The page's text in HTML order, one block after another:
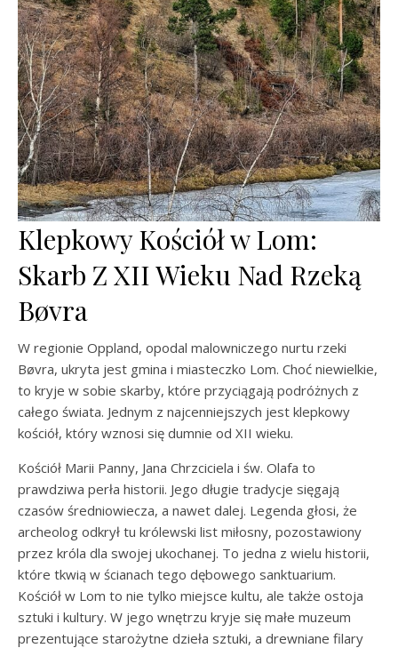
Klepkowy Kościół w Lom:
Skarb Z XII Wieku Nad Rzeką
Bøvra
W regionie Oppland, opodal malowniczego nurtu rzeki
Bøvra, ukryta jest gmina i miasteczko Lom. Choć niewielkie,
to kryje w sobie skarby, które przyciągają podróżnych z
całego świata. Jednym z najcenniejszych jest klepkowy
kościół, który wznosi się dumnie od XII wieku.
Kościół Marii Panny, Jana Chrzciciela i św. Olafa to
prawdziwa perła historii. Jego długie tradycje sięgają
czasów średniowiecza, a nawet dalej. Legenda głosi, że
archeolog odkrył tu królewski list miłosny, pozostawiony
przez króla dla swojej ukochanej. To jedna z wielu historii,
które tkwią w ścianach tego dębowego sanktuarium.
Kościół w Lom to nie tylko miejsce kultu, ale także ostoja
sztuki i kultury. W jego wnętrzu kryje się małe muzeum
prezentujące starożytne dzieła sztuki, a drewniane filary